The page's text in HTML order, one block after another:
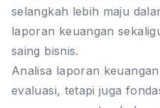
selangkah lebih maju
laporan keuangan
saing bisnis.
Analisa laporan
evaluasi, tetapi juga